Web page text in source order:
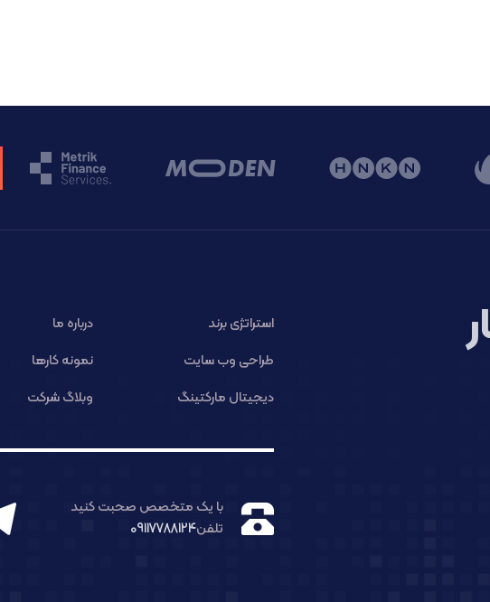
استراتژی برند درباره ما
طراحی وب سایت
نمونه کارها
دیجیتال مارکتینگ
وبلاگ شرکت
با یک متخصص صحبت کنید
تلفن09117788124